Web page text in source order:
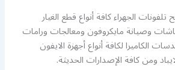
الجهراء كافة أنواع قطع الغيار
وصيانة مايكروفون ومعالجات ورامات
الكاميرا لكافة أنواع أجهزة الايفون
ومن كافة الإصدارات الحديثة.